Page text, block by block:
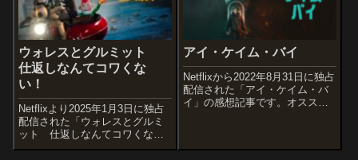
む...
ウォレスとグルミット
仕返しなんてコワくな
い！
Netflixより2025年1月3日に独占
配信された「ウォレスとグルミ
ット 仕返しなんてコワくな
い！」の感想記事です。とぼけ
アイ・ケイム・バイ
Netflixから2022年8月31日に独占
配信された「アイ・ケイム・バ
イ」の感想記事です。オススメ
は、ある家の隠し地下室で衝撃